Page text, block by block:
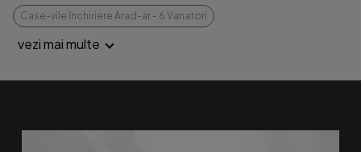
Case-vile închiriere Arad-ar - 6 Vanatori
vezi mai multe